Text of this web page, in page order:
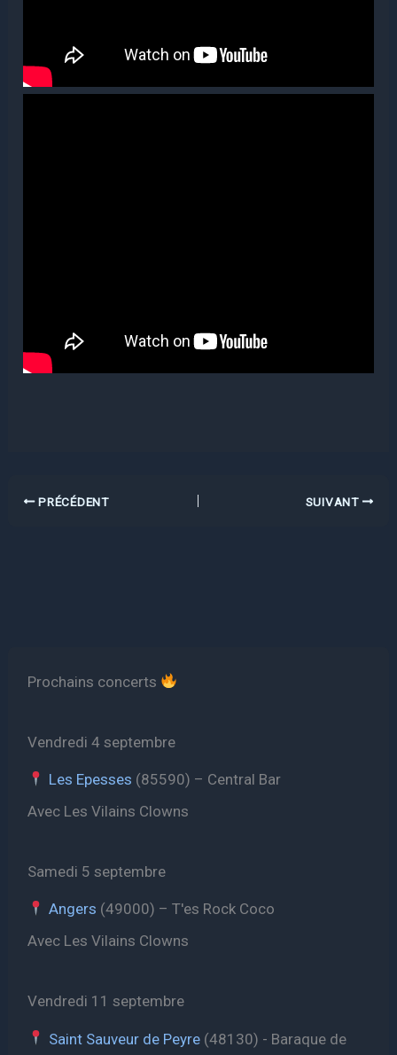
PRÉCÉDENT SUIVANT
Prochains concerts
Vendredi 4 septembre
Les Epesses (85590) – Central Bar
Avec Les Vilains Clowns
Samedi 5 septembre
Angers (49000) – T'es Rock Coco
Avec Les Vilains Clowns
Vendredi 11 septembre
Saint Sauveur de Peyre(48130) - Baraque de